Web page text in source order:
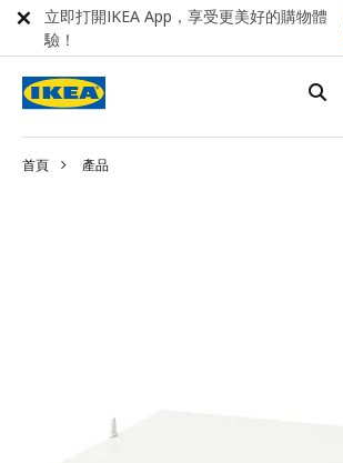
首頁 產品
立即打開IKEA App，享受更美好的購物體
驗！